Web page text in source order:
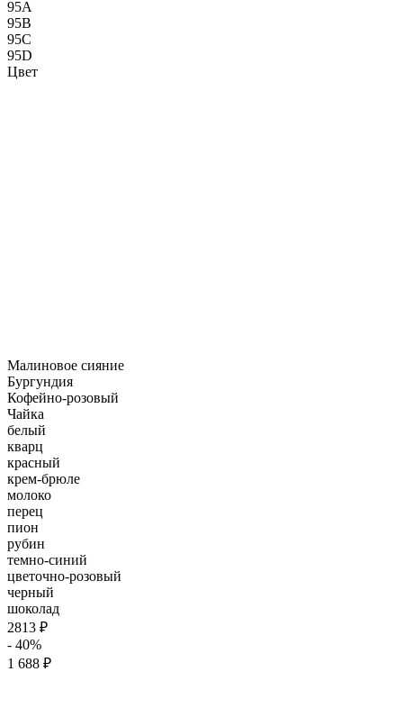
95A
95B
95C
95D
Цвет
Малиновое сияние
Бургундия
Кофейно-розовый
Чайка
белый
кварц
красный
крем-брюле
молоко
перец
пион
рубин
темно-синий
цветочно-розовый
черный
шоколад
2813 ₽
- 40%
1 688 ₽